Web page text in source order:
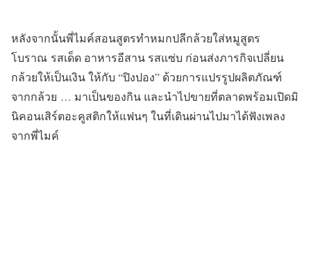
หลังจากนั้นพี่ไมค์สอนสูตรทำหมกปลีกล้วยใส่หมูสูตร
โบราณ รสเด็ด อาหารอีสาน รสแซ่บ ก่อนส่งภารกิจเปลี่ยน
กล้วยให้เป็นเงิน ให้กับ “ปิงปอง” ด้วยการแปรรูปผลิตภัณฑ์
จากกล้วย … มาเป็นของกิน และนำไปขายที่ตลาดพร้อมเปิดมิ
นิคอนเสิร์ตอะคูสติกให้แฟนๆ ในที่เดินผ่านไปมาได้ฟังเพลง
จากพี่ไมค์